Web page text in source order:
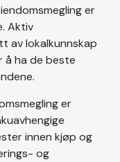
er
Aktiv
av lokalkunnskap
å ha de beste
er
innen kjøp og
og